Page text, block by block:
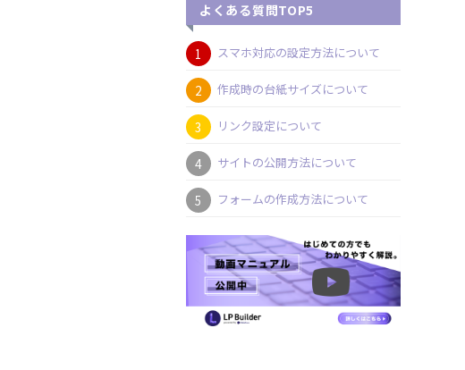
よくある質問TOP5
スマホ対応の設定方法について
作成時の台紙サイズについて
リンク設定について
サイトの公開方法について
フォームの作成方法について